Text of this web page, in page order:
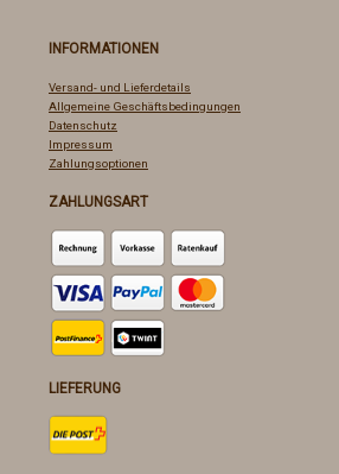
INFORMATIONEN
Versand- und Lieferdetails
Allgemeine Geschäftsbedingungen
Datenschutz
Impressum
Zahlungsoptionen
ZAHLUNGSART
LIEFERUNG